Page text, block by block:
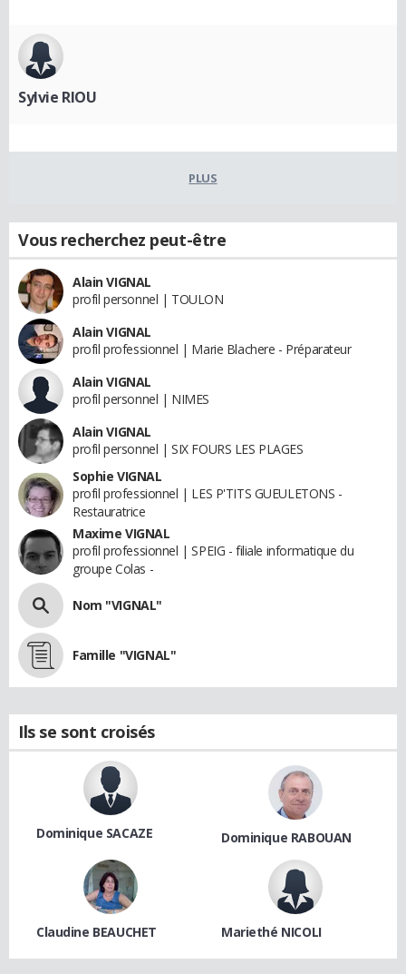
Sylvie RIOU
PLUS
Vous recherchez peut-être
Alain VIGNAL
profil personnel | TOULON
Alain VIGNAL
profil professionnel | Marie Blachere - Préparateur
Alain VIGNAL
profil personnel | NIMES
Alain VIGNAL
profil personnel | SIX FOURS LES PLAGES
Sophie VIGNAL
profil professionnel | LES P'TITS GUEULETONS -
Restauratrice
Maxime VIGNAL
profil professionnel | SPEIG - filiale informatique du
groupe Colas -
Nom "VIGNAL"
Famille "VIGNAL"
Ils se sont croisés
Dominique SACAZE Dominique RABOUAN
Claudine BEAUCHET Mariethé NICOLI